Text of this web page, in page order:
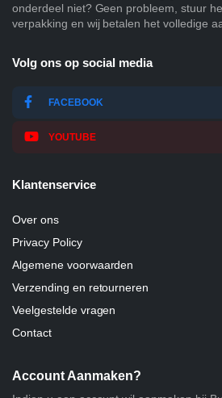
onderdeel niet? Geen probleem, stuur
verpakking en wij betalen het volledige
Volg ons op social media
FACEBOOK
YOUTUBE
Klantenservice
Over ons
Privacy Policy
Algemene voorwaarden
Verzending en retourneren
Veelgestelde vragen
Contact
Account Aanmaken?